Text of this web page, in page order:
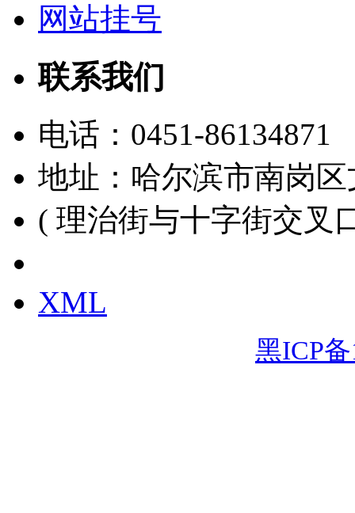
网站挂号
联系我们
电话： 0451-86134871
地址：哈尔滨市南岗
( 理治街与十字街交叉
XML
黑ICP备